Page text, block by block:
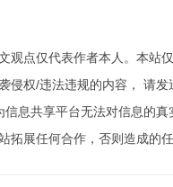
观点仅代表作者本人。本
侵权/违法违规的内容， 请发
信息共享平台无法对信息的
展任何合作，否则造成的